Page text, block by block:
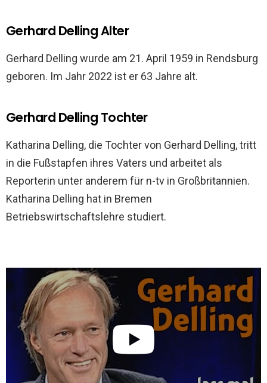
Gerhard Delling Alter
Gerhard Delling wurde am 21. April 1959 in Rendsburg
geboren. Im Jahr 2022 ist er 63 Jahre alt.
Gerhard Delling Tochter
Katharina Delling, die Tochter von Gerhard Delling, tritt
in die Fußstapfen ihres Vaters und arbeitet als
Reporterin unter anderem für n-tv in Großbritannien.
Katharina Delling hat in Bremen
Betriebswirtschaftslehre studiert.